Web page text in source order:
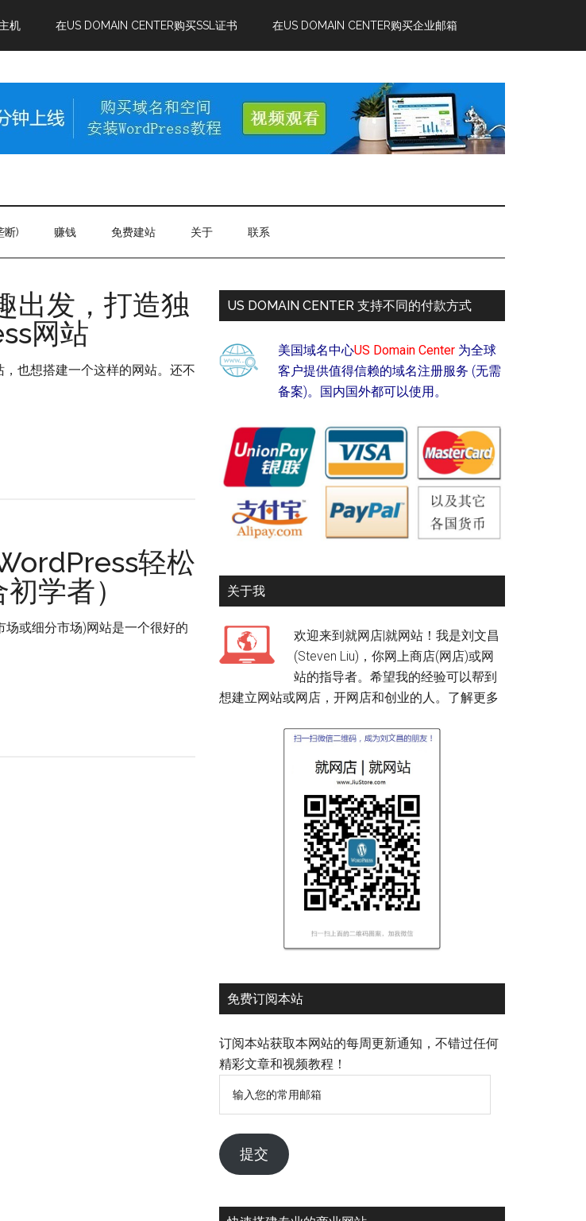
机 在US DOMAIN CENTER购买SSL证书 在US DOMAIN CENTER购买企业邮箱
断) 赚钱 免费建站 关于 联系
出发，打造独
网站
也想搭建一个这样的网站。还不
轻松
学者）
场或细分市场)网站是一个很好的
US DOMAIN CENTER 支持不同的付款方式
美国域名中心US Domain Center 为全球
客户提供值得信赖的域名注册服务 (无需
备案)。国内国外都可以使用。
关于我
欢迎来到就网店|就网站！我是刘文昌
(Steven Liu)，你网上商店(网店)或网
站的指导者。希望我的经验可以帮到
想建立网站或网店，开网店和创业的人。 了解更多
免费订阅本站
订阅本站获取本网站的每周更新通知，不错过任何
精彩文章和视频教程！
的
常
邮
提交